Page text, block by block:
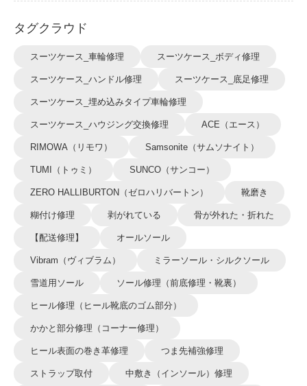
タグクラウド
スーツケース_車輪修理 スーツケース_ボディ修理
スーツケース_ハンドル修理 スーツケース_底足修理
スーツケース_埋め込みタイプ車輪修理
スーツケース_ハウジング交換修理 ACE（エース）
RIMOWA（リモワ） Samsonite（サムソナイト）
TUMI（トゥミ） SUNCO（サンコー）
ZERO HALLIBURTON（ゼロハリバートン） 靴磨き
糊付け修理 剥がれている 骨が外れた・折れた
【配送修理】 オールソール
Vibram（ヴィブラム） ミラーソール・シルクソール
雪道用ソール ソール修理（前底修理・靴裏）
ヒール修理（ヒール靴底のゴム部分）
かかと部分修理（コーナー修理）
ヒール表面の巻き革修理 つま先補強修理
ストラップ取付 中敷き（インソール）修理